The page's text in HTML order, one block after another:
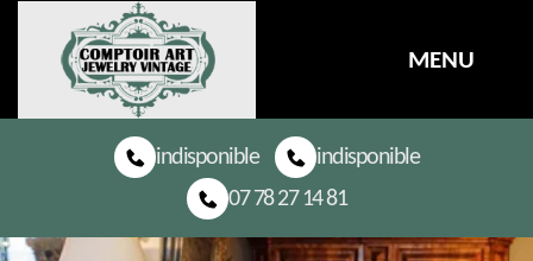
MENU
indisponible
indisponible
07 78 27 14 81